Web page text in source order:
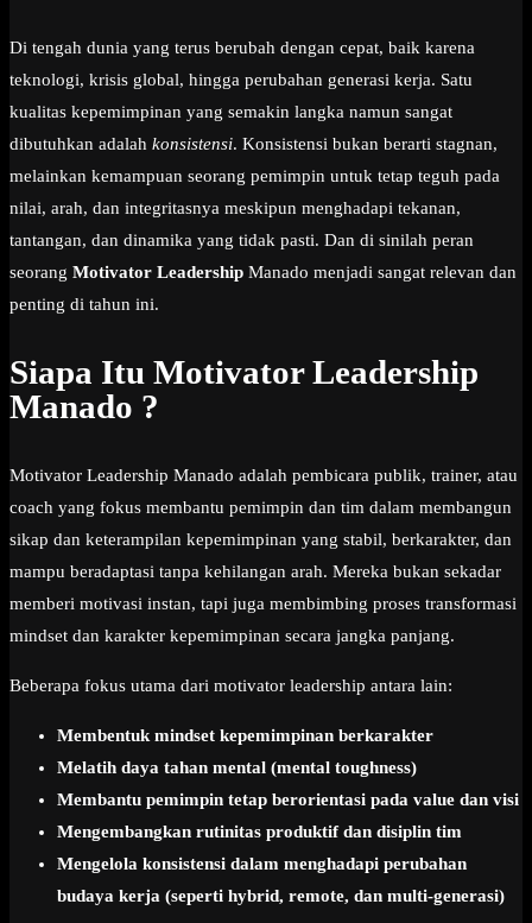
Di tengah dunia yang terus berubah dengan cepat, baik karena
teknologi, krisis global, hingga perubahan generasi kerja. Satu
kualitas kepemimpinan yang semakin langka namun sangat
dibutuhkan adalah konsistensi. Konsistensi bukan berarti stagnan,
melainkan kemampuan seorang pemimpin untuk tetap teguh pada
nilai, arah, dan integritasnya meskipun menghadapi tekanan,
tantangan, dan dinamika yang tidak pasti. Dan di sinilah peran
seorang Motivator Leadership Manado menjadi sangat relevan dan
penting di tahun ini.
Siapa Itu Motivator Leadership
Manado ?
Motivator Leadership Manado adalah pembicara publik, trainer, atau
coach yang fokus membantu pemimpin dan tim dalam membangun
sikap dan keterampilan kepemimpinan yang stabil, berkarakter, dan
mampu beradaptasi tanpa kehilangan arah. Mereka bukan sekadar
memberi motivasi instan, tapi juga membimbing proses transformasi
mindset dan karakter kepemimpinan secara jangka panjang.
Beberapa fokus utama dari motivator leadership antara lain:
Membentuk mindset kepemimpinan berkarakter
Melatih daya tahan mental (mental toughness)
Membantu pemimpin tetap berorientasi pada value dan visi
Mengembangkan rutinitas produktif dan disiplin tim
Mengelola konsistensi dalam menghadapi perubahan
budaya kerja (seperti hybrid, remote, dan multi-generasi)